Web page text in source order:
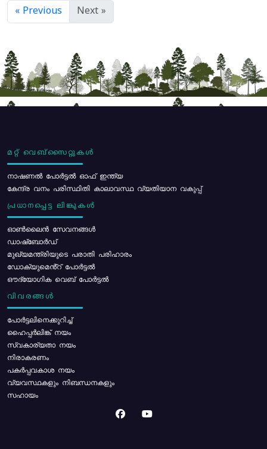
« Previous Next »
മറ്റ് വെബ്സൈറ്റുകൾ
നാഷണൽ പോർട്ടൽ ഓഫ് ഇന്ത്യ
കേന്ദ്ര വനം പരിസ്ഥിതി കാലാവസ്ഥ വ്യതിയാന വകുപ്പ്
പ്രധാനപ്പെട്ട ലിങ്കുകൾ
ഓൺലൈൻ സേവനങ്ങൾ
ഡാഷ്ബോർഡ്
മുഖ്യമന്ത്രിയുടെ പരാതി പരിഹാരം
ഡോക്യുമെൻ്റ് പോർട്ടൽ
ഔദ്യോഗിക വെബ് പോർട്ടൽ
വിവരങ്ങൾ
പോര്‍ട്ടലിനെക്കുറിച്ച്
ഹൈപ്പർലിങ്ക് നയം
സ്വകാര്യതാ നയം
നിരാകരണം
പകർപ്പവകാശ നയം
വ്യവസ്ഥകളും നിബന്ധനകളും
സഹായം